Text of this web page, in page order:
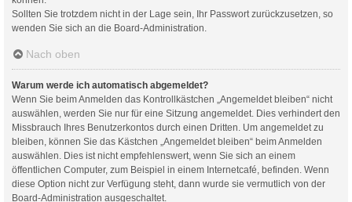
Sollten Sie trotzdem nicht in der Lage sein, Ihr Passwort zurückzusetzen, so
wenden Sie sich an die Board-Administration.
Nach oben
Warum werde ich automatisch abgemeldet?
Wenn Sie beim Anmelden das Kontrollkästchen „Angemeldet bleiben“ nicht
auswählen, werden Sie nur für eine Sitzung angemeldet. Dies verhindert den
Missbrauch Ihres Benutzerkontos durch einen Dritten. Um angemeldet zu
bleiben, können Sie das Kästchen „Angemeldet bleiben“ beim Anmelden
auswählen. Dies ist nicht empfehlenswert, wenn Sie sich an einem
öffentlichen Computer, zum Beispiel in einem Internetcafé, befinden. Wenn
diese Option nicht zur Verfügung steht, dann wurde sie vermutlich von der
Board-Administration ausgeschaltet.